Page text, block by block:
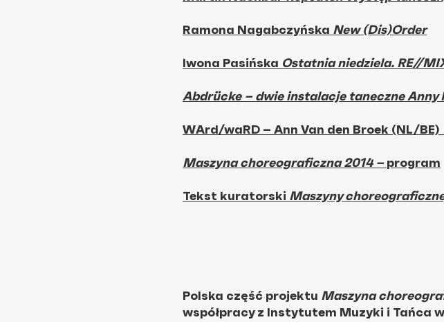
Ramona Nagabczyńska New (Dis)Order
Iwona Pasińska Ostatnia niedziela. RE//
Abdrücke – dwie instalacje taneczne Anny
WArd/waRD – Ann Van den Broek (NL/BE)
Maszyna choreograficzna 2014 – program
Tekst kuratorski Maszyny
Polska część projektu Maszyna
współpracy z Instytutem Muzyki i Tańca